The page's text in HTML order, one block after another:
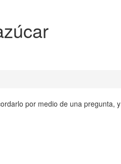
por medio de una pregunta,